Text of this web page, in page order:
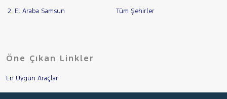
2. El Araba Samsun Tüm Şehirler
Öne Çıkan Linkler
En Uygun Araçlar